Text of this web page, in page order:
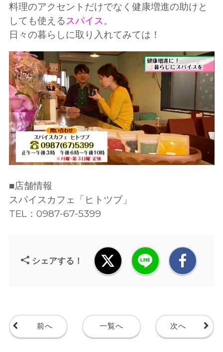
料理のアクセントだけでなく健康増進の助けと
しても使える スパイス 。
日々の暮らしに取り入れてみては！
■店舗情報
スパイスカフェ「ヒトツブ」
TEL：0987-67-5399
シェアする！
前へ 一覧へ 次へ